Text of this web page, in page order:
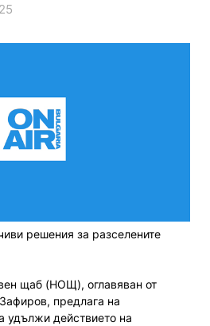
решения за разселените
щаб (НОЩ), оглавяван от
предлага на
удължи действието на